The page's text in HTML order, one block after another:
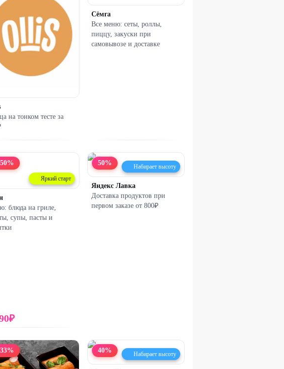
на тонком тесте за
Сёмга
Все меню: сеты, роллы,
пиццу, закуски при
самовывозе и доставке
50%
Яркий старт
блюда на гриле,
супы, пасты и
₽
50% Набирает высоту
Яндекс Лавка
Доставка продуктов при
первом заказе от 800₽
33% 40% Набирает высоту